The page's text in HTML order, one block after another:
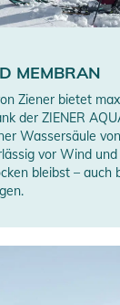
MEMBRAN
Ziener bietet
der ZIENER
Wassersäule
vor Wind
bleibst – auch